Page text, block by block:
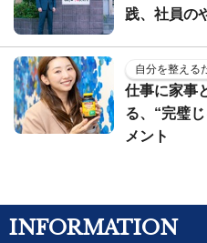
践、社員の
自分を整える
仕事に家事
る、“完璧
メント
INFORMATION